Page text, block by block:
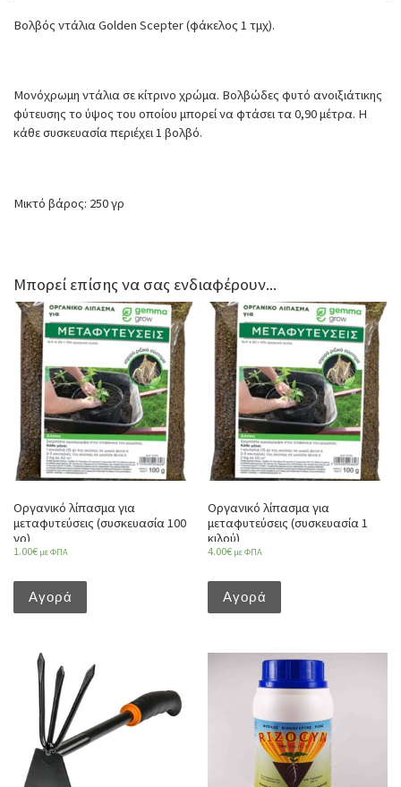
Βολβός ντάλια Golden Scepter (φάκελος 1 τμχ).
Μονόχρωμη ντάλια σε κίτρινο χρώμα. Βολβώδες φυτό ανοιξιάτικης
φύτευσης το ύψος του οποίου μπορεί να φτάσει τα 0,90 μέτρα. Η
κάθε συσκευασία περιέχει 1 βολβό.
Μικτό βάρος: 250 γρ
Μπορεί επίσης να σας ενδιαφέρουν...
Οργανικό λίπασμα για
μεταφυτεύσεις (συσκευασία 100
γρ)
1.00€ με ΦΠΑ
Αγορά
Οργανικό λίπασμα για
μεταφυτεύσεις (συσκευασία 1
κιλού)
4.00€ με ΦΠΑ
Αγορά